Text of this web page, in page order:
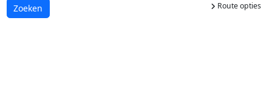
Route opties
Laden...
Zoeken